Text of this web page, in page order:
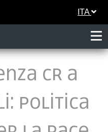
ITA
CR A
POLITICA